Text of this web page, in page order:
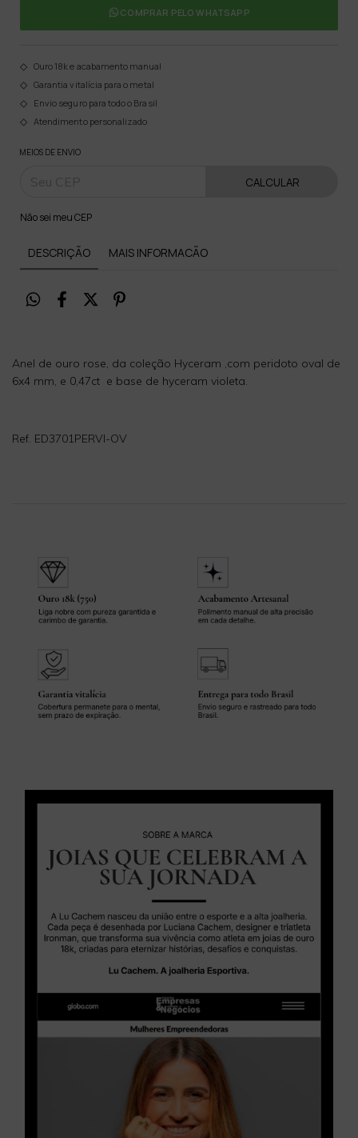
COMPRAR PELO WHATSAPP
Ouro 18k e acabamento manual
Garantia vitalícia para o metal
Envio seguro para todo o Brasil
Atendimento personalizado
MEIOS DE ENVIO
CALCULAR
Não sei meu CEP
DESCRIÇÃO MAIS INFORMACÃO
Anel de ouro rose, da coleção Hyceram ,com peridoto oval de
6x4 mm, e 0,47ct e base de hyceram violeta.
Ref. ED3701PERVI-OV